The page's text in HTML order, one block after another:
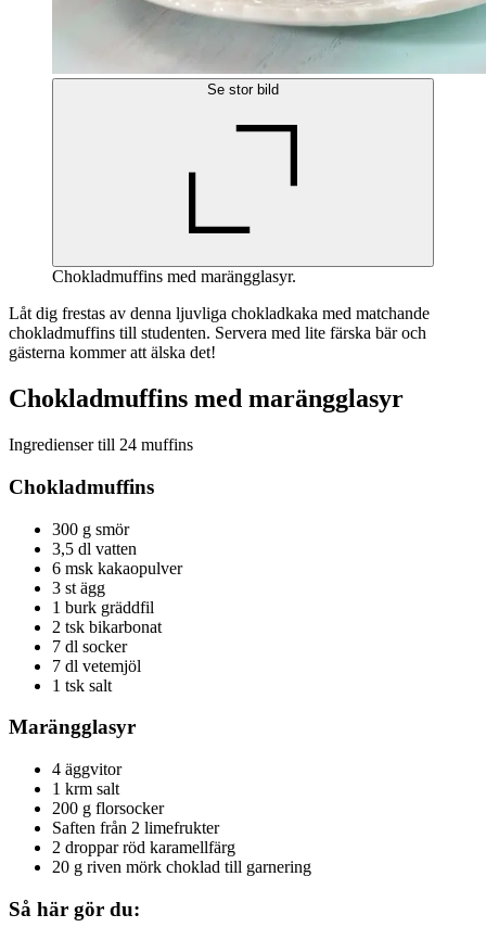
Se stor bild
Chokladmuffins med marängglasyr.
Låt dig frestas av denna ljuvliga chokladkaka med matchande
chokladmuffins till studenten. Servera med lite färska bär och
gästerna kommer att älska det!
Chokladmuffins med marängglasyr
Ingredienser till 24 muffins
Chokladmuffins
300 g smör
3,5 dl vatten
6 msk kakaopulver
3 st ägg
1 burk gräddfil
2 tsk bikarbonat
7 dl socker
7 dl vetemjöl
1 tsk salt
Marängglasyr
4 äggvitor
1 krm salt
200 g florsocker
Saften från 2 limefrukter
2 droppar röd karamellfärg
20 g riven mörk choklad till garnering
Så här gör du: